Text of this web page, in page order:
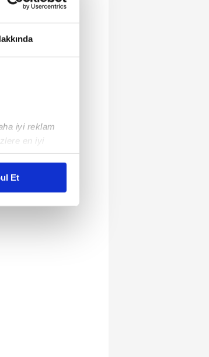
iyi reklam
en iyi
Bu
için Ayarlar
ilgili
Et